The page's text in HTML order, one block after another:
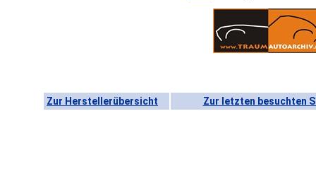
Zur Herstellerübersicht Zur letzten besuchten